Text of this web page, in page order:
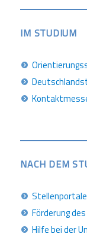
IM STUDIUM
NACH DEM
Förderung
Hilfe bei der